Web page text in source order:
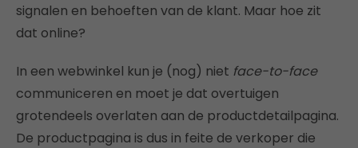
signalen en behoeften van de klant. Maar hoe zit
dat online?
In een webwinkel kun je (nog) niet face-to-face
communiceren en moet je dat overtuigen
grotendeels overlaten aan de productdetailpagina.
De productpagina is dus in feite de verkoper die